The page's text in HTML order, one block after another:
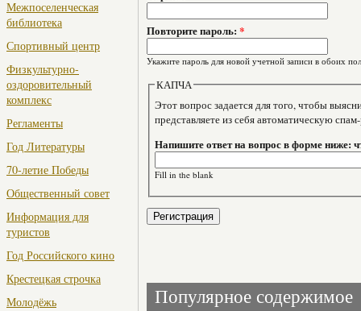
Межпоселенческая
библиотека
Спортивный центр
Физкультурно-
оздоровительный
комплекс
Регламенты
Год Литературы
70-летие Победы
Общественный совет
Информация для
туристов
Год Российского кино
Крестецкая строчка
Молодёжь
Повторите пароль: *
Укажите пароль для новой учетной записи в обоих
КАПЧА
Этот вопрос задается для того, чтобы выяснить,
представляете из себя автоматическую
Напишите ответ на вопрос в форме ниже:
Fill in the blank
Популярное содержимое